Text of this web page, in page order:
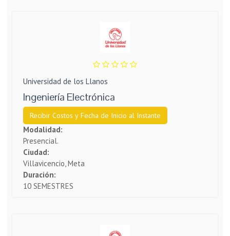
Universidad de los Llanos
Ingeniería Electrónica
Recibir Costos y Fecha de Inicio al Instante
Modalidad:
Presencial.
Ciudad:
Villavicencio, Meta
Duración:
10 SEMESTRES